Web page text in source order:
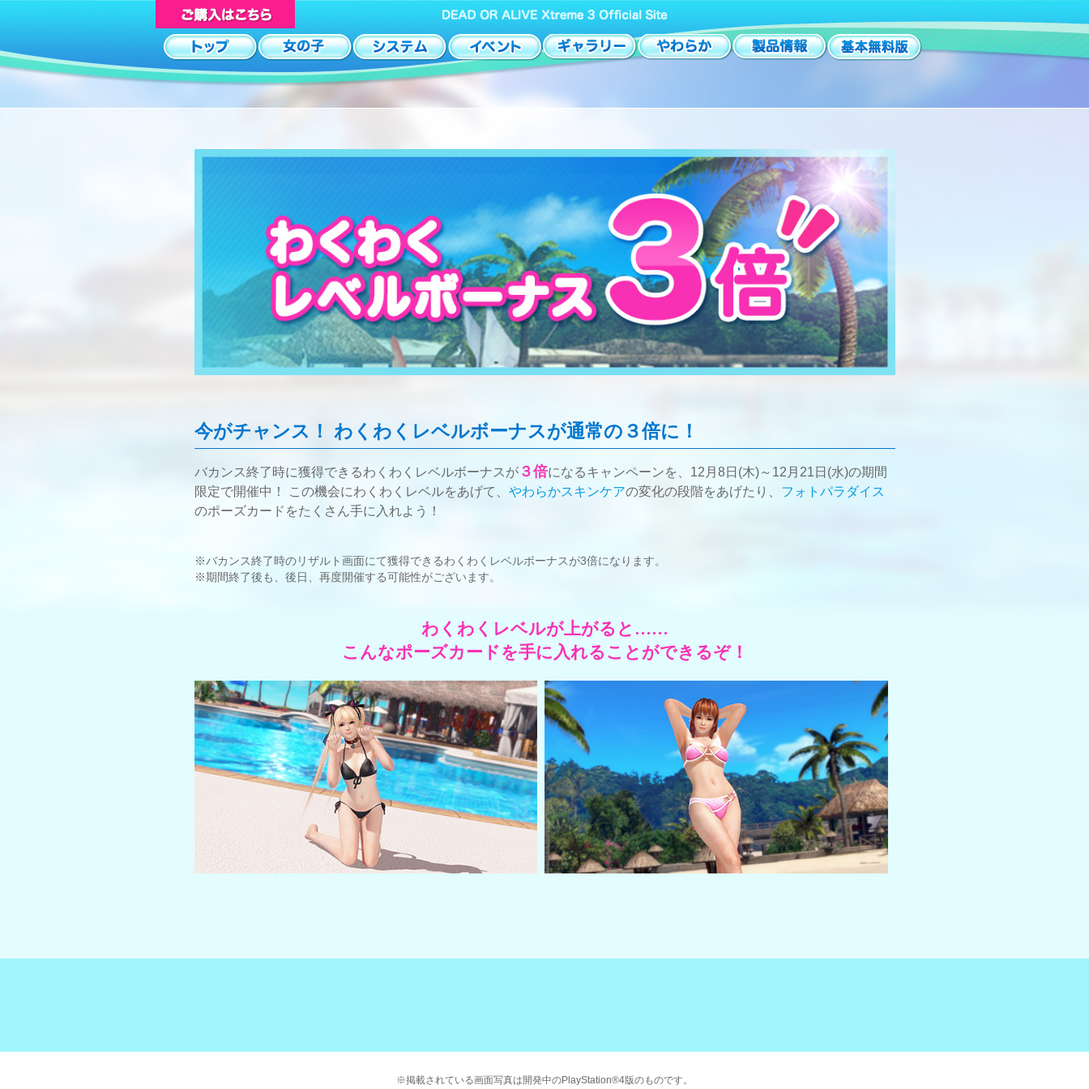
今がチャンス！ わくわくレベルボーナスが通常の３倍に！
バカンス終了時に獲得できるわくわくレベルボーナスが３倍になるキャンペーンを、12月8日(木)～12月21日(水)の期間
限定で開催中！ この機会にわくわくレベルをあげて、 やわらかスキンケアの変化の段階をあげたり、 フォトパラダイス
のポーズカードをたくさん手に入れよう！
※バカンス終了時のリザルト画面にて獲得できるわくわくレベルボーナスが3倍になります。
※期間終了後も、後日、再度開催する可能性がございます。
わくわくレベルが上がると……
こんなポーズカードを手に入れることができるぞ！
※掲載されている画面写真は開発中のPlayStation®4版のものです。